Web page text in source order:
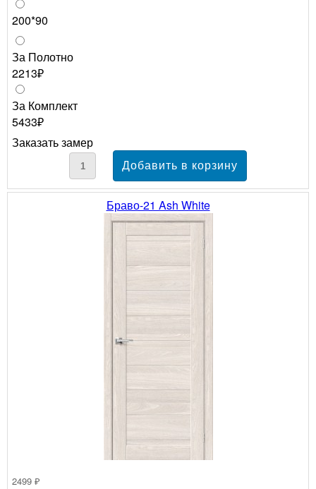
200*90
За Полотно
2213₽
За Комплект
5433₽
Заказать замер
Браво-21 Ash White
2499 ₽